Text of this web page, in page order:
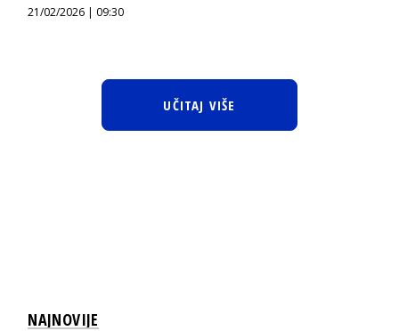
21/02/2026 | 09:30
UČITAJ VIŠE
NAJNOVIJE